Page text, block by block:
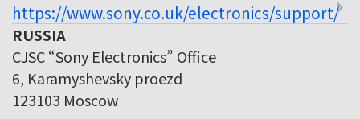
https://www.sony.co.uk/electronics/support/
RUSSIA
CJSC “Sony Electronics” Office
6, Karamyshevsky proezd
123103 Moscow